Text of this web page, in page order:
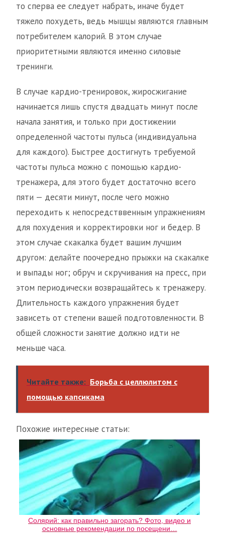
то сперва ее следует набрать, иначе будет
тяжело похудеть, ведь мышцы являются главным
потребителем калорий. В этом случае
приоритетными являются именно силовые
тренинги.
В случае кардио-тренировок, жиросжигание
начинается лишь спустя двадцать минут после
начала занятия, и только при достижении
определенной частоты пульса (индивидуальна
для каждого). Быстрее достигнуть требуемой
частоты пульса можно с помощью кардио-
тренажера, для этого будет достаточно всего
пяти — десяти минут, после чего можно
переходить к непосредстввенным упражнениям
для похудения и корректировки ног и бедер. В
этом случае скакалка будет вашим лучшим
другом: делайте поочередно прыжки на скакалке
и выпады ног; обруч и скручивания на пресс, при
этом периодически возвращайтесь к тренажеру.
Длительность каждого упражнения будет
зависеть от степени вашей подготовленности. В
общей сложности занятие должно идти не
меньше часа.
Читайте также: Борьба с целлюлитом с
помощью капсикама
Похожие интересные статьи:
Солярий: как правильно загорать? Фото, видео и
основные рекомендации по посещени…